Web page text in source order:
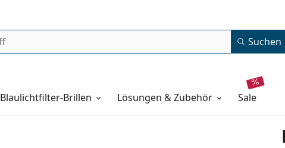
Suchen
Blaulichtfilter-Brillen Lösungen & Zubehör sale